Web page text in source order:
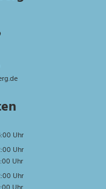
Uhr
08:00 bis 14:00 Uhr
Uhr
08:00 bis 12:00 Uhr
Uhr
14:00 bis 16:00 Uhr
Uhr